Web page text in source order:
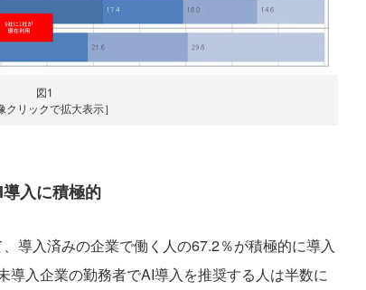
図1
クリックで拡大表示］
入に積極的
入済みの企業で働く人の67.2％が積極的に導入
導入企業の勤務者でAI導入を推奨する人は半数に